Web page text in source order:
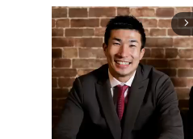
arrow_forward_ios